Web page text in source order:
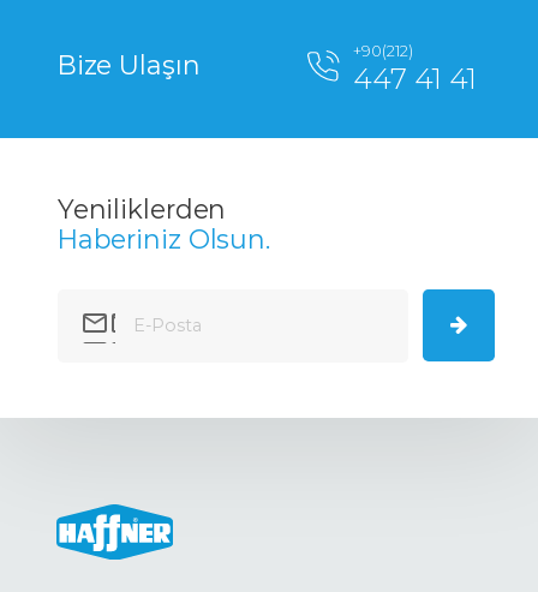
Bize Ulaşın +90(212)
447 41 41
Yeniliklerden
Haberiniz Olsun.